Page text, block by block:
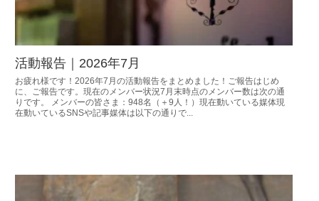
活動報告｜2026年7月
お疲れ様です！2026年7月の活動報告をまとめました！ご報告はじめ
に、ご報告です。現在のメンバー状況7月末時点のメンバー数は次の通
りです。 メンバーの皆さま：948名（＋9人！）現在動いている媒体現
在動いているSNSや記事媒体は以下の通りで...